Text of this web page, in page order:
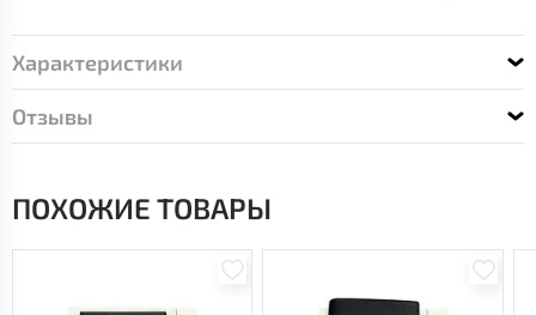
Характеристики
Отзывы
ПОХОЖИЕ ТОВАРЫ